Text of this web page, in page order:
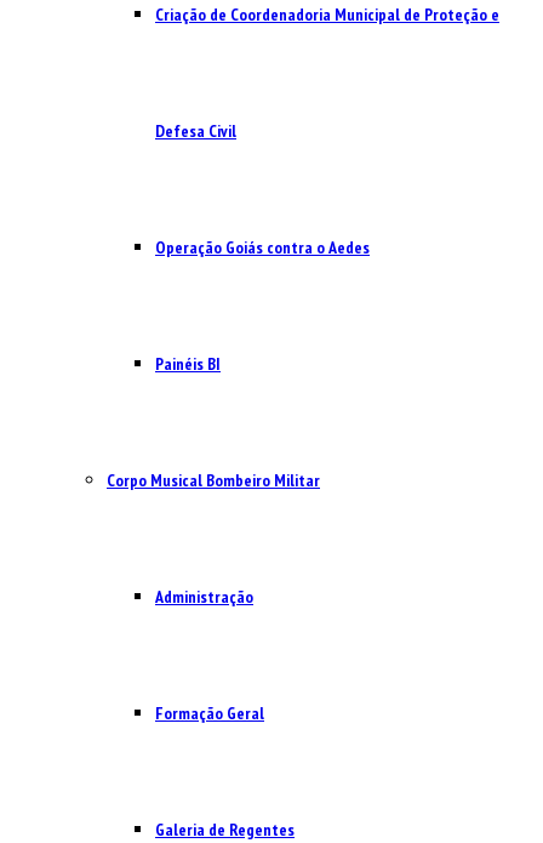
Criação de Coordenadoria Municipal de Proteção e
Defesa Civil
Operação Goiás contra o Aedes
Painéis BI
Corpo Musical Bombeiro Militar
Administração
Formação Geral
Galeria de Regentes